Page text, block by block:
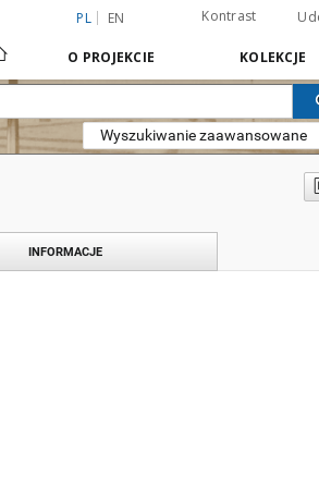
PL EN Kontrast
O PROJEKCIE KOLEKCJE
Wyszukiwanie zaawansowane
INFORMACJE